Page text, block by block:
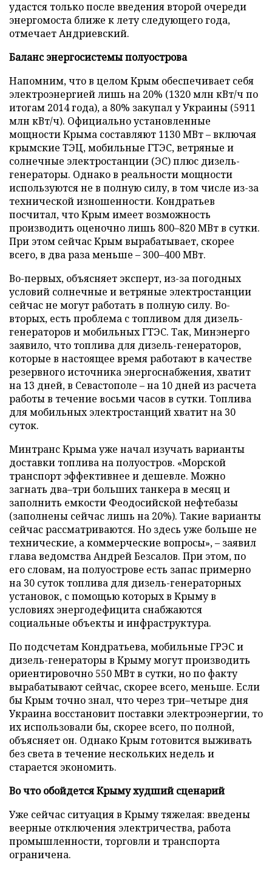
удастся только после введения второй очереди
энергомоста ближе к лету следующего года,
отмечает Андриевский.
Баланс энергосистемы полуострова
Напомним, что в целом Крым обеспечивает себя
электроэнергией лишь на 20% (1320 млн кВт/ч по
итогам 2014 года), а 80% закупал у Украины (5911
млн кВт/ч). Официально установленные
мощности Крыма составляют 1130 МВт – включая
крымские ТЭЦ, мобильные ГТЭС, ветряные и
солнечные электростанции (ЭС) плюс дизель-
генераторы. Однако в реальности мощности
используются не в полную силу, в том числе из-за
технической изношенности. Кондратьев
посчитал, что Крым имеет возможность
производить оценочно лишь 800–820 МВт в сутки.
При этом сейчас Крым вырабатывает, скорее
всего, в два раза меньше – 300–400 МВт.
Во-первых, объясняет эксперт, из-за погодных
условий солнечные и ветряные электростанции
сейчас не могут работать в полную силу. Во-
вторых, есть проблема с топливом для дизель-
генераторов и мобильных ГТЭС. Так, Минэнерго
заявило, что топлива для дизель-генераторов,
которые в настоящее время работают в качестве
резервного источника энергоснабжения, хватит
на 13 дней, в Севастополе – на 10 дней из расчета
работы в течение восьми часов в сутки. Топлива
для мобильных электростанций хватит на 30
суток.
Минтранс Крыма уже начал изучать варианты
доставки топлива на полуостров. «Морской
транспорт эффективнее и дешевле. Можно
загнать два–три больших танкера в месяц и
заполнить емкости Феодосийской нефтебазы
(заполнены сейчас лишь на 20%). Такие варианты
сейчас рассматриваются. Но здесь уже больше не
технические, а коммерческие вопросы», – заявил
глава ведомства Андрей Безсалов. При этом, по
его словам, на полуострове есть запас примерно
на 30 суток топлива для дизель-генераторных
установок, с помощью которых в Крыму в
условиях энергодефицита снабжаются
социальные объекты и инфраструктура.
По подсчетам Кондратьева, мобильные ГРЭС и
дизель-генераторы в Крыму могут производить
ориентировочно 550 МВт в сутки, но по факту
вырабатывают сейчас, скорее всего, меньше. Если
бы Крым точно знал, что через три–четыре дня
Украина восстановит поставки электроэнергии, то
их использовали бы, скорее всего, по полной,
объясняет он. Однако Крым готовится выживать
без света в течение нескольких недель и
старается экономить.
Во что обойдется Крыму худший сценарий
Уже сейчас ситуация в Крыму тяжелая: введены
веерные отключения электричества, работа
промышленности, торговли и транспорта
ограничена.